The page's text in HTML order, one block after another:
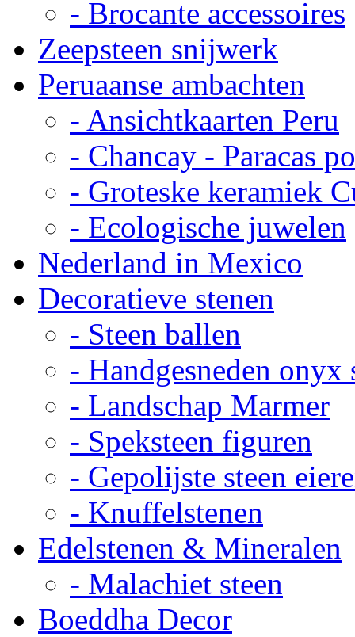
- Brocante accessoires
Zeepsteen snijwerk
Peruaanse ambachten
- Ansichtkaarten Peru
- Chancay - Paracas
- Groteske keramiek
- Ecologische juwelen
Nederland in Mexico
Decoratieve stenen
- Steen ballen
- Handgesneden onyx
- Landschap Marmer
- Speksteen figuren
- Gepolijste steen
- Knuffelstenen
Edelstenen & Mineralen
- Malachiet steen
Boeddha Decor